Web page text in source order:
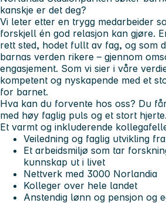
kanskje er det deg?
Vi leter etter en trygg medarbeider
forskjell én god relasjon kan gjøre.
rett sted, hodet fullt av fag, og som
barnas verden rikere – gjennom
engasjement. Som vi sier i våre
kompetent og nyskapende med et
for barnet.
Hva kan du forvente hos oss? Du
med høy faglig puls og et stort hjerte.
Et varmt og inkluderende
Veiledning og faglig utvikling
Et arbeidsmiljø som tar
kunnskap ut i livet
Nettverk med 3000 Norlandia
Kolleger over hele landet
Anstendig lønn og pensjon og